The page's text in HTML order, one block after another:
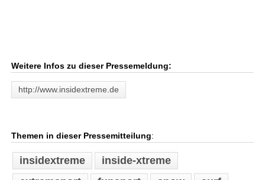
Weitere Infos zu dieser Pressemeldung:
http://www.insidextreme.de
Themen in dieser Pressemitteilung:
insidextreme
inside-xtreme